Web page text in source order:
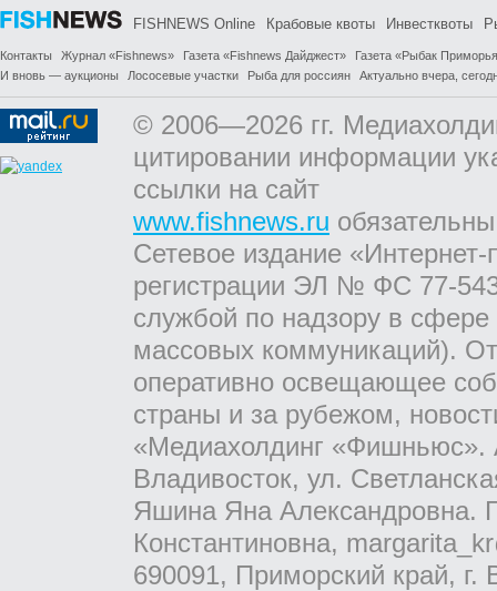
FISHNEWS Online Крабовые квоты Инвестквоты
Контакты Журнал «Fishnews» Газета «Fishnews Дайджест»
Газета «Рыбак
И вновь — аукционы
Лососевые участки Рыба для россиян Актуально вчера,
© 2006—2026 гг.
цитировании информации
ссылки на сайт
www.fishnews.ru
Сетевое издание
регистрации ЭЛ № ФС 77-
службой по надзору в
массовых коммуникаций).
оперативно освещающее
страны и за рубежом,
«Медиахолдинг «Фишньюс».
Владивосток, ул.
Яшина Яна Александровна.
Константиновна,
690091, Приморский край,